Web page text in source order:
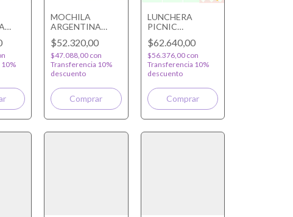
MOCHILA
ARGENTINA
DIBU PRIMARIA
$52.320,00
$47.088,00 con
Transferencia 10%
descuento
LUNCHERA
PICNIC
PERSONALIZADA
$62.640,00
$56.376,00 con
Transferencia 10%
descuento